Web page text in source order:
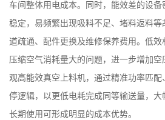
车间整体用电成本。同时，能效差的设
稳定，易频繁出现吸料不足、堵料返料
道疏通、配件更换及维修保养费用。低效
压缩空气消耗量大的问题，进一步增加空
观高能效真空上料机，通过精准功率匹
停逻辑，以更低电耗完成同等输送量，大
长期使用可形成明显的成本优势。